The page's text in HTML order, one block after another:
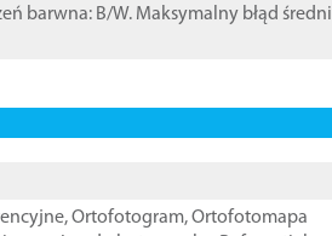
barwna: B/W. Maksymalny błąd średni
,Ortofotogram,Ortofotomapa